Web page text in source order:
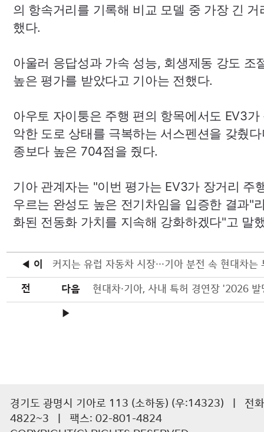
의 항속거리를 기록해 비교 모델 중 가장 긴 거
했다.
아울러 응답성과 가속 성능, 회생제동 강도 조
높은 평가를 받았다고 기아는 전했다.
아우토 자이퉁은 주행 편의 항목에서도 EV3가
악한 도로 상태를 극복하는 서스펜션을 갖췄
종보다 높은 704점을 줬다.
기아 관계자는 "이번 평가는 EV3가 장거리 주
우르는 완성도 높은 전기차임을 입증한 결과"
화된 전동화 가치를 지속해 강화하겠다"고 말
◀ 이
전
커지는 유럽 자동차 시장···기아 분전 속 현대차는
다음
▶
현대차·기아, 사내 특허 경연장 '2026
경기도 광명시 기아로 113 (소하동) (우:14323) | 전
4822~3 | 팩스: 02-801-4824